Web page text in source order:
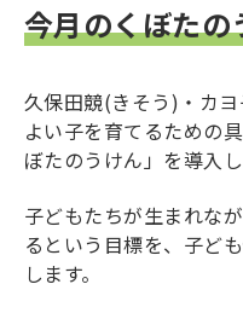
今月のくぼたの
久保田競(きそう)・カ
よい子を育てるための
ぼたのうけん」を導入し
子どもたちが生まれな
るという目標を、子ど
します。